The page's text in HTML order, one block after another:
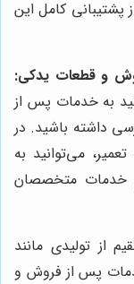
پشتیبانی کامل این
و قطعات یدکی:
به خدمات پس از
داشته باشید. در
می‌توانید به
خدمات متخصصان
از تولیدی مانند
پس از فروش و